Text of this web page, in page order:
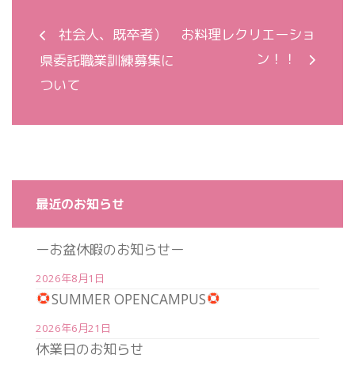
社会人、既卒者）
県委託職業訓練募集に
ついて
お料理レクリエーショ
ン！！
最近のお知らせ
ーお盆休暇のお知らせー
2026年8月1日
SUMMER OPENCAMPUS
2026年6月21日
休業日のお知らせ